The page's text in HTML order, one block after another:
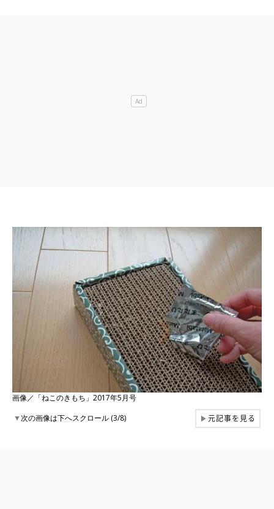
画像／「ねこのきもち」2017年5月号
▼次の画像は下へスクロール (3/8) ▶元記事を見る